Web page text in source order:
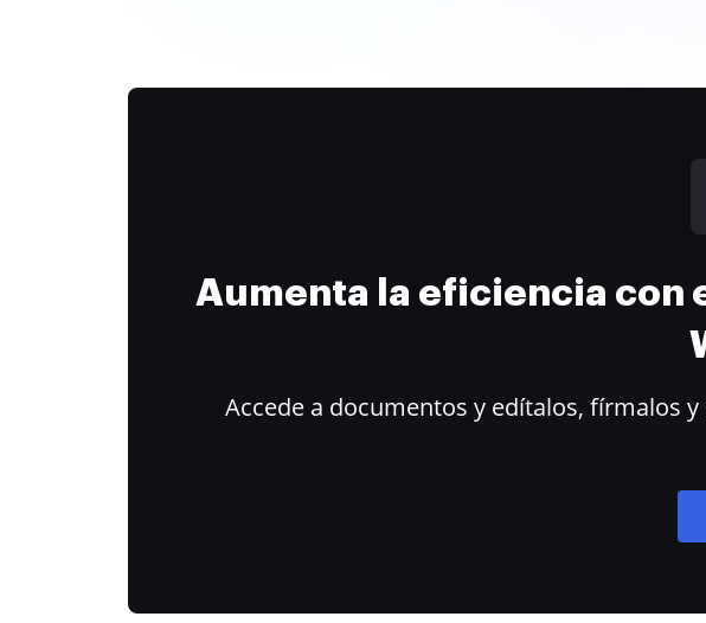
Aumenta la eficiencia con
Accede a documentos y edítalos, fírmalos